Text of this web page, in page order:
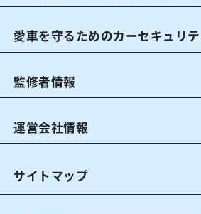
愛車を守るためのカーセキュリ
監修者情報
運営会社情報
サイトマップ